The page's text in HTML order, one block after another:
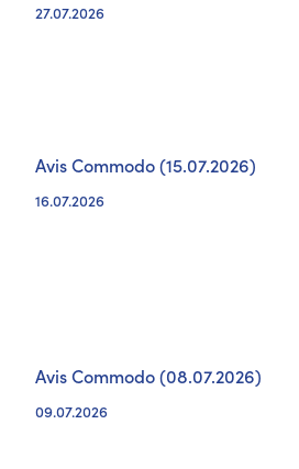
27.07.2026
Avis Commodo (15.07.2026)
16.07.2026
Avis Commodo (08.07.2026)
09.07.2026